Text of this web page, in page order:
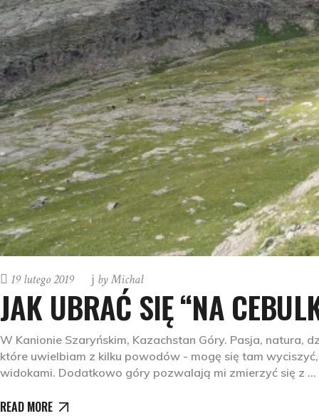
19 lutego 2019 byMichał
JAK UBRAĆ SIĘ “NA
W Kanionie Szaryńskim, Kazachstan Góry. Pasja, natura,
które uwielbiam z kilku powodów - mogę się tam
widokami. Dodatkowo góry pozwalają mi zmierzyć się z
READ MORE